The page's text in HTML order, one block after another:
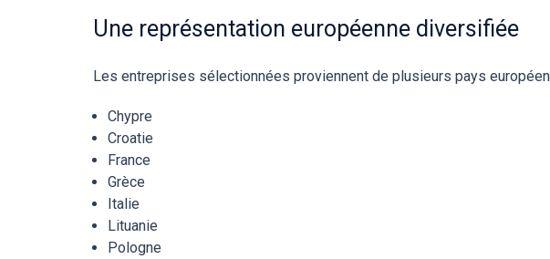
Une représentation européenne diversifiée
Les entreprises sélectionnées proviennent de plusieurs pays
Chypre
Croatie
France
Grèce
Italie
Lituanie
Pologne